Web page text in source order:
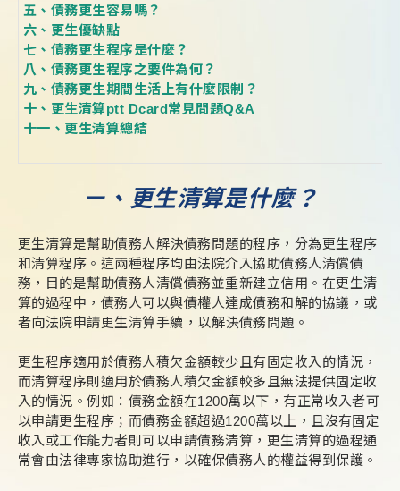
五、債務更生容易嗎？
六、更生優缺點
七、債務更生程序是什麼？
八、債務更生程序之要件為何？
九、債務更生期間生活上有什麼限制？
十、更生清算ptt Dcard常見問題Q&A
十一、更生清算總結
ㄧ、更生清算是什麼？
更生清算是幫助債務人解決債務問題的程序，分為更生程序
和清算程序。這兩種程序均由法院介入協助債務人清償債
務，目的是幫助債務人清償債務並重新建立信用。在更生清
算的過程中，債務人可以與債權人達成債務和解的協議，或
者向法院申請更生清算手續，以解決債務問題。
更生程序適用於債務人積欠金額較少且有固定收入的情況，
而清算程序則適用於債務人積欠金額較多且無法提供固定收
入的情況。例如：債務金額在1200萬以下，有正常收入者可
以申請更生程序；而債務金額超過1200萬以上，且沒有固定
收入或工作能力者則可以申請債務清算，更生清算的過程通
常會由法律專家協助進行，以確保債務人的權益得到保護。